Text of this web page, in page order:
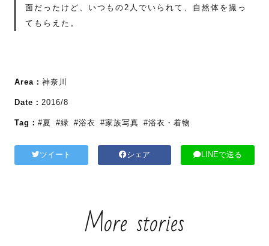
面だったけど、いつもの2人でいられて、自然体を撮っ
てもらえた。
Area： 神奈川
Date： 2016/8
Tag： #夏 #緑 #浴衣 #家族写真 #浴衣・着物
ツイート シェア LINEで送る
More stories